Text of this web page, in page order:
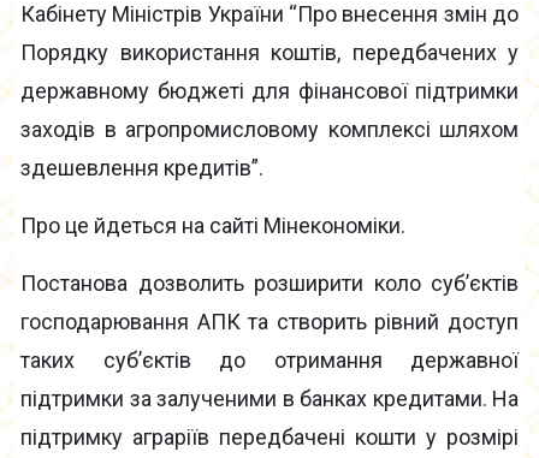
Кабінету Міністрів України “Про внесення змін до
Порядку використання коштів, передбачених у
державному бюджеті для фінансової підтримки
заходів в агропромисловому комплексі шляхом
здешевлення кредитів”.
Про це йдеться на сайті Мінекономіки.
Постанова дозволить розширити коло суб’єктів
господарювання АПК та створить рівний доступ
таких суб’єктів до отримання державної
підтримки за залученими в банках кредитами. На
підтримку аграріїв передбачені кошти у розмірі